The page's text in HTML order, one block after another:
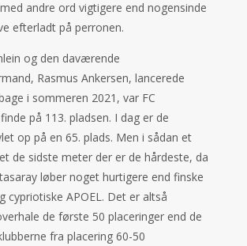
andre ord vigtigere end nogensinde
efterladt på perronen.
og den daværende
Rasmus Ankersen, lancerede
i sommeren 2021, var FC
på 113. pladsen. I dag er de
op på en 65. plads. Men i sådan et
de sidste meter der er de hårdeste, da
løber noget hurtigere end finske
cypriotiske APOEL. Det er altså
de første 50 placeringer end de
fra placering 60-50